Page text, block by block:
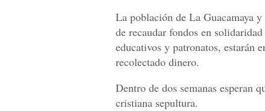
La población de La Guacamaya
de recaudar fondos en
educativos y patronatos, estarán
recolectado dinero.
Dentro de dos semanas esperan
cristiana sepultura.